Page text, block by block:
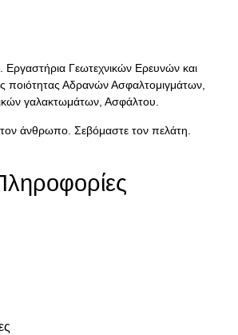
Γεωτεχνικών Ερευνών και
ποιότητας Αδρανών Ασφαλτομιγμάτων,
γαλακτωμάτων, Ασφάλτου.
άνθρωπο. Σεβόμαστε τον πελάτη.